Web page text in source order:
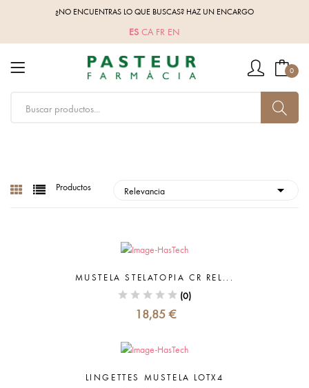
¿NO ENCUENTRAS LO QUE BUSCAS? HAZ UN ENCARGO
ES CA FR EN
0
Productos
MUSTELA STELATOPIA CR REL...
(0)
18,85 €
LINGETTES MUSTELA LOTX4